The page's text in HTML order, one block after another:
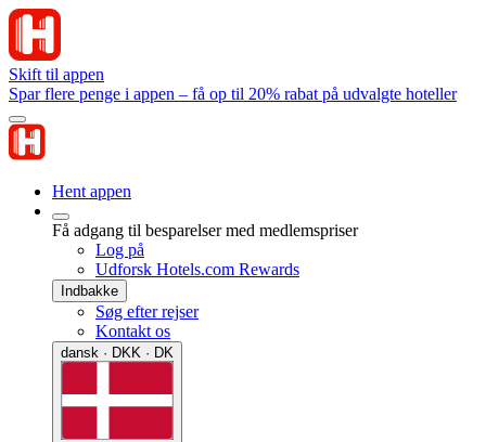
Skift til appen
Spar flere penge i appen – få op til 20% rabat på udvalgte hoteller
Hent appen
Få adgang til besparelser med medlemspriser
Log på
Udforsk Hotels.com Rewards
Indbakke
Søg efter rejser
Kontakt os
dansk · DKK · DK